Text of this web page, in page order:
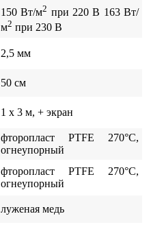
150 Вт/м2 при 220 В 163 Вт/
м2 при 230 В
2,5 мм
50 см
1 x 3 м, + экран
фторопласт PTFE 270°C,
огнеупорный
фторопласт PTFE 270°C,
огнеупорный
луженая медь